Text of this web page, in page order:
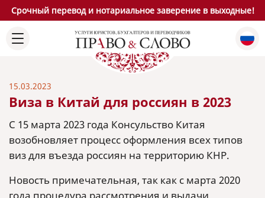
Срочный перевод и нотариальное заверение в выходные!
15.03.2023
Виза в Китай для россиян в 2023
С 15 марта 2023 года Консульство Китая
возобновляет процесс оформления всех типов
виз для въезда россиян на территорию КНР.
Новость примечательная, так как с марта 2020